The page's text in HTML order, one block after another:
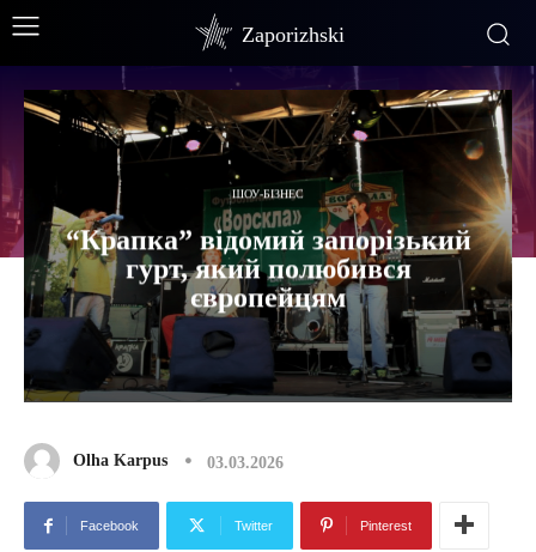
Zaporizhski
ШОУ-БІЗНЕС
“Крапка” відомий запорізький
гурт, який полюбився
європейцям
Olha Karpus 03.03.2026
Facebook Twitter Pinterest